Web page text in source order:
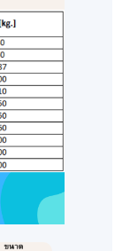
20-75 hp)
and FX 5-300
4i & ES 6i
ES 6 wall-
4.0 (EQ)
(30-110
PLASTIC
PLASTIC
PLASTIC
CLAMPED
CLAMPED
CLAMPED
geared trolley
geared trolley
lever hoist
/18.39เมตร
รี่ 48
เมตร
24 โวลต์/6.10เมตร
24
รี่ 24
24
รี่ 24
Steel
ซ์ (Galvanized
Rectangular
สร้าง
Steel)
Bar)
Steel)
Steel)
Channel)
Steel)
Galvanized Steel